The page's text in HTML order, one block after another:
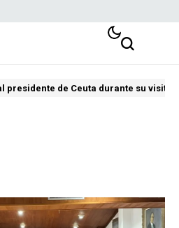
presidente de Ceuta durante su visita